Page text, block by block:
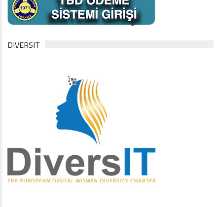
DIVERSIT